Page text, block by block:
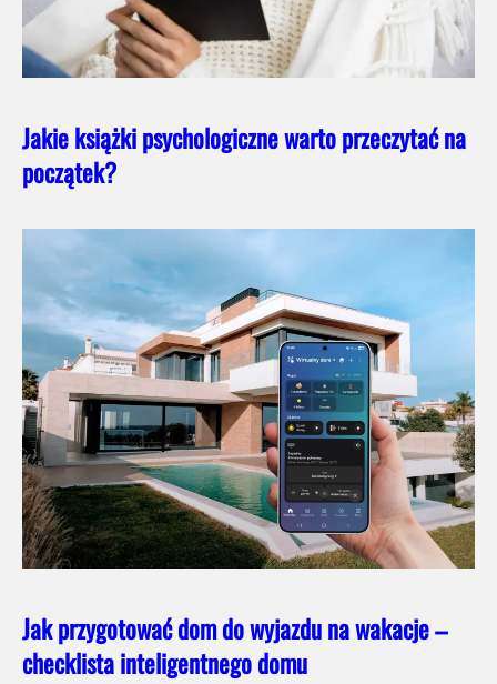
Jakie książki psychologiczne warto przeczytać na
początek?
Jak przygotować dom do wyjazdu na wakacje –
checklista inteligentnego domu